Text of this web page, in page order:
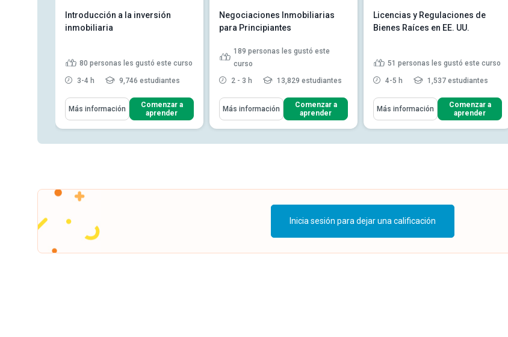
Introducción a la inversión
inmobiliaria
80 personas les gustó este curso
3-4 h 9,746 estudiantes
Aprenderás Cómo
Explicar los fundamentos de la
inversión inmobiliaria An...
la propiedad y la financiación
Más información
Comenzar a
aprender
Negociaciones Inmobiliarias
para Principiantes
189 personas les gustó este
curso
2 - 3 h
13,829 estudiantes
Aprenderás Cómo
Explicar en qué consiste una
negociación inmobiliaria
Indicar los requisitos que debes
Más información
Comenzar a
aprender
Licencias y Regulaciones de
Bienes Raíces en EE. UU.
51 personas les gustó este curso
4-5 h 1,537 estudiantes
Aprenderás Cómo
Resumir los fundamentos del
sector inmobiliario en EE. U...
Esquematizar y comprender el
más
Más información
Comenzar a
aprender
Inicia sesión para dejar una calificación